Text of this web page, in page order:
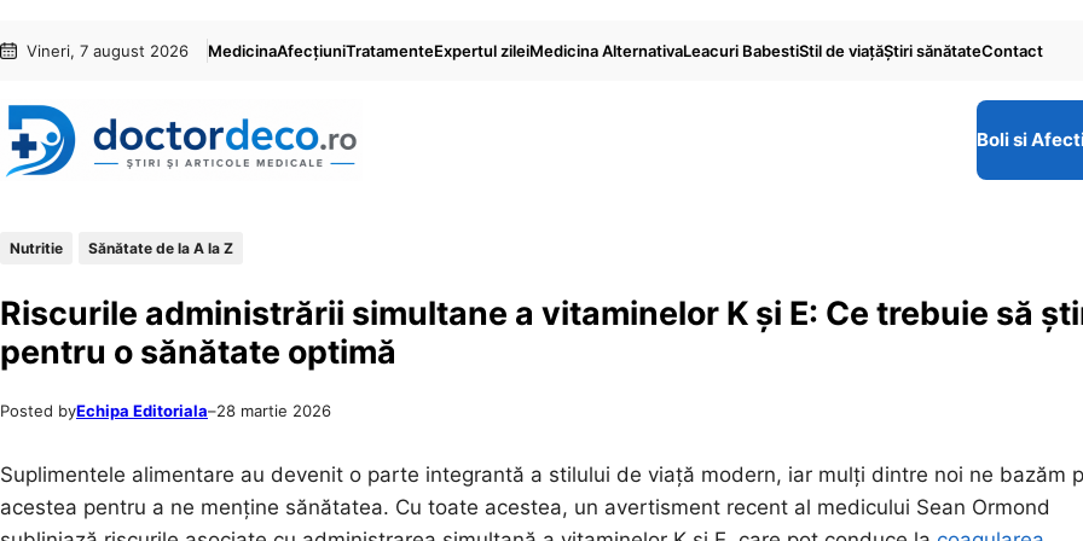
conținut
content
Vineri, 7 august 2026 MedicinaAfecțiuniTratamenteExpertul zileiMedicina AlternativaLeacuri BabestiStil de viaţăŞtiri sănătateContact
Boli si
Nutritie Sănătate de la A la Z
Riscurile administrării simultane a vitaminelor K și E: Ce trebuie să
pentru o sănătate optimă
Posted byEchipa Editoriala–28 martie 2026
Suplimentele alimentare au devenit o parte integrantă a stilului de viață modern, iar mulți dintre noi ne bazăm
acestea pentru a ne menține sănătatea. Cu toate acestea, un avertisment recent al medicului Sean Ormond